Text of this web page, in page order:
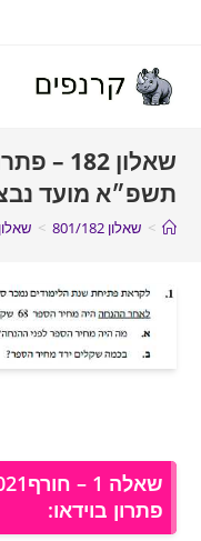
תשפ״א מועד
> שאלון 801/182 > שאלון 182 – פתרון שאלה 1 – חורף 2021
פתרון בוידאו: